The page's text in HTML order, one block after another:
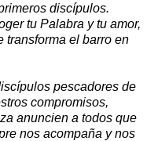
discípulos.
tu Palabra y tu amor,
transforma el barro en
pescadores de
compromisos,
anuncien a todos que
nos acompaña y nos